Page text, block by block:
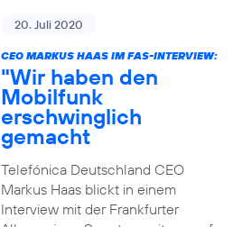
20. Juli 2020
CEO MARKUS HAAS IM FAS-INTERVIEW:
"Wir haben den
Mobilfunk
erschwinglich
gemacht
Telefónica Deutschland CEO
Markus Haas blickt in einem
Interview mit der Frankfurter